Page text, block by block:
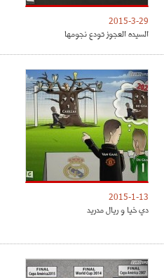
2015-3-29
السيده العجوز تودع نجومها
2015-1-13
دي خيا و ريال مدريد